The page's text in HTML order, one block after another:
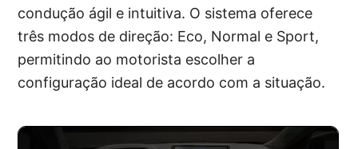
condução ágil e intuitiva. O sistema oferece
três modos de direção: Eco, Normal e Sport,
permitindo ao motorista escolher a
configuração ideal de acordo com a situação.